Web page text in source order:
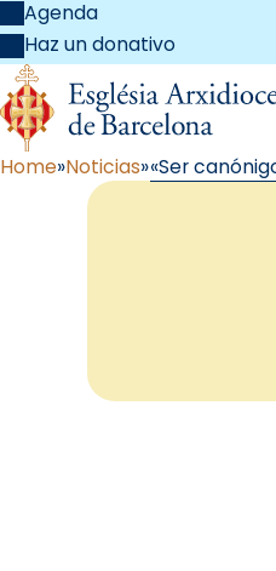
Agenda
Haz un donativo
Home Noticias «Ser